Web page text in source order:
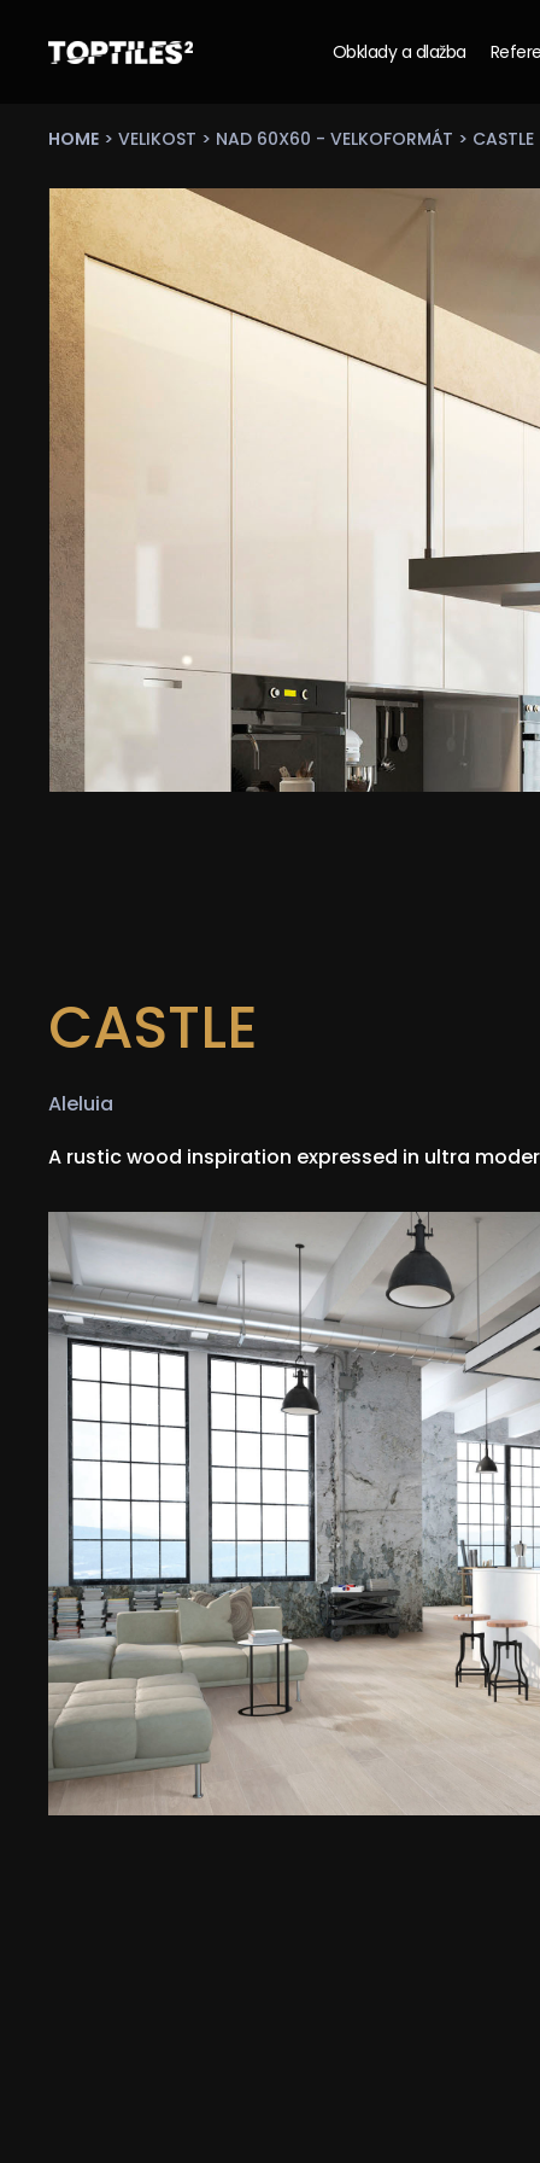
s.r.o.
Obklady a dlažba
HOME > VELIKOST > NAD 60X60 - VELKOFORMÁT > CASTLE
CASTLE
Aleluia
A rustic wood inspiration expressed in ultra